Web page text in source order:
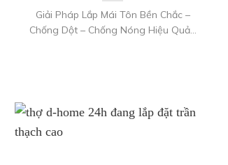
Giải Pháp Lắp Mái Tôn Bền Chắc –
Chống Dột – Chống Nóng Hiệu Quả...